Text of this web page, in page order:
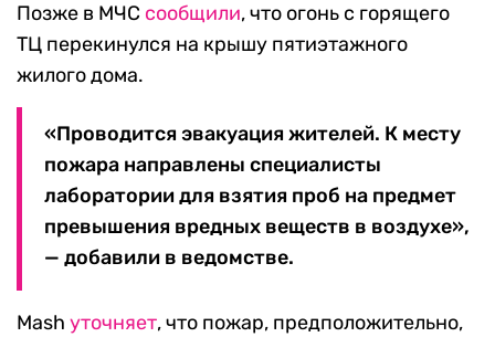
Позже в МЧС сообщили, что огонь с горящего
ТЦ перекинулся на крышу пятиэтажного
жилого дома.
«Проводится эвакуация жителей. К месту
пожара направлены специалисты
лаборатории для взятия проб на предмет
превышения вредных веществ в воздухе»,
— добавили в ведомстве.
Mash уточняет, что пожар, предположительно,